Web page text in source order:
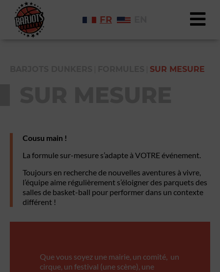
FR
SUR MESURE
Cousu main !
La formule sur-mesure s’adapte à VOTRE événement.
Toujours en recherche de nouvelles aventures à vivre,
l’équipe aime régulièrement s’éloigner des parquets des
salles de basket-ball pour performer dans un contexte
différent !
Que vous soyez une mairie, un comité, un
cirque, un festival (une scène), une